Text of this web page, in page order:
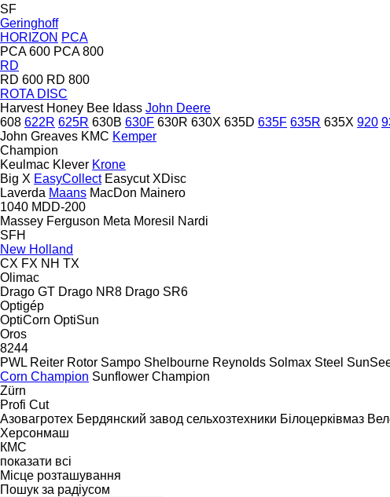
SF
Geringhoff
HORIZON PCA
PCA 600 PCA 800
RD
RD 600 RD 800
ROTA DISC
Harvest Honey Bee Idass John Deere
608 622R 625R 630B 630F 630R 630X 635D 635F 635R 635X 920
John Greaves KMC Kemper
Champion
Keulmac Klever Krone
Big X EasyCollect Easycut XDisc
Laverda Maans MacDon Mainero
1040 MDD-200
Massey Ferguson Meta Moresil
Nardi
SFH
New Holland
CX FX NH TX
Olimac
Drago GT Drago NR8 Drago SR6
Optigép
OptiCorn OptiSun
Oros
8244
PWL Reiter Rotor Sampo Shelbourne Reynolds Solmax Steel
Corn Champion Sunflower Champion
Zürn
Profi Cut
Азовагротех Бердянский завод сельхозтехники Білоцерківмаз
Херсонмаш
КМС
показати всі
Місце розташування
Пошук за радіусом